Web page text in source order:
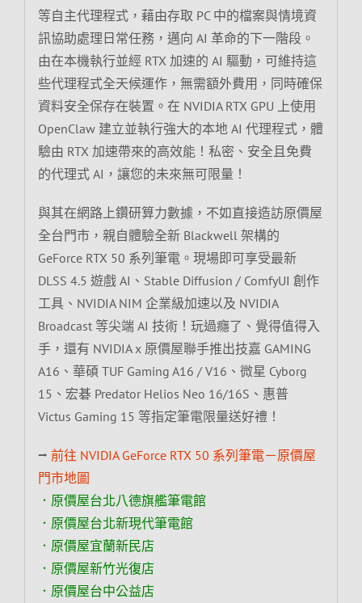
等自主代理程式，藉由存取 PC 中的檔案與情境資
訊協助處理日常任務，邁向 AI 革命的下一階段。
由在本機執行並經 RTX 加速的 AI 驅動，可維持這
些代理程式全天候運作，無需額外費用，同時確保
資料安全保存在裝置。在 NVIDIA RTX GPU 上使用
OpenClaw 建立並執行強大的本地 AI 代理程式，體
驗由 RTX 加速帶來的高效能！私密、安全且免費
的代理式 AI，讓您的未來無可限量！
與其在網路上鑽研算力數據，不如直接造訪原價屋
全台門市，親自體驗全新 Blackwell 架構的
GeForce RTX 50 系列筆電。現場即可享受最新
DLSS 4.5 遊戲 AI、Stable Diffusion / ComfyUI 創作
工具、NVIDIA NIM 企業級加速以及 NVIDIA
Broadcast 等尖端 AI 技術！玩過癮了、覺得值得入
手，還有 NVIDIA x 原價屋聯手推出技嘉 GAMING
A16、華碩 TUF Gaming A16 / V16、微星 Cyborg
15、宏碁 Predator Helios Neo 16/16S、惠普
Victus Gaming 15 等指定筆電限量送好禮！
⭢ 前往 NVIDIA GeForce RTX 50 系列筆電－原價屋
門市地圖
．原價屋台北八德旗艦筆電館
．原價屋台北新現代筆電館
．原價屋宜蘭新民店
．原價屋新竹光復店
．原價屋台中公益店